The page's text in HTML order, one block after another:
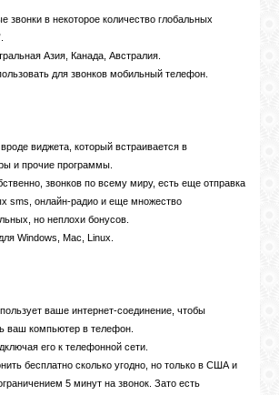
звонки в некоторое количество глобальных
Азия, Канада, Австралия.
для звонков мобильный телефон.
виджета, который встраивается в
и прочие программы.
звонков по всему миру, есть еще отправка
sms, онлайн-радио и еще множество
но неплохи бонусов.
Windows, Mac, Linux.
ваше интернет-соединение, чтобы
ваш компьютер в телефон.
его к телефонной сети.
бесплатно сколько угодно, но только в США и
5 минут на звонок. Зато есть